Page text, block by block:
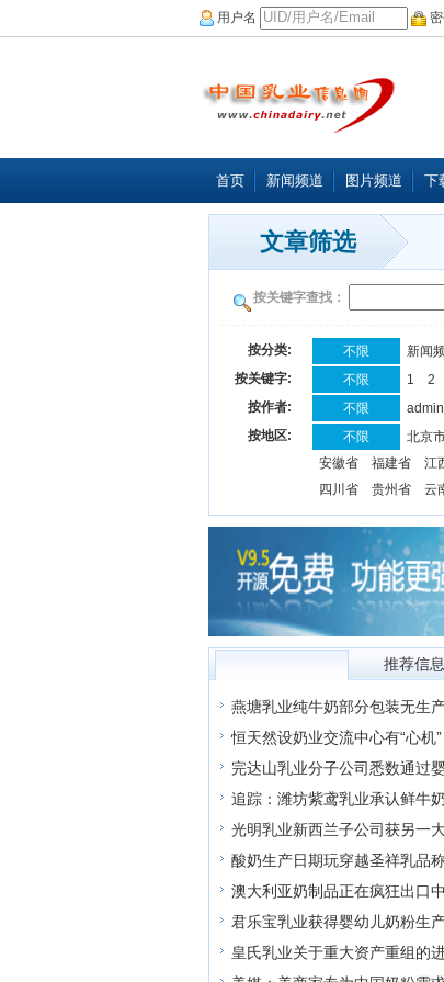
用户名
首页 新闻频道 图片频道 下
文章筛选
按关键字查找：
按分类: 不限 新闻
按关键字:
不限 1 2
按作者:
不限 admin
按地区:
不限 北京
安徽省
福建省 江
四川省
贵州省 云
推荐信息
燕塘乳业纯牛奶部分包装无生
恒天然设奶业交流中心有“心机
完达山乳业分子公司悉数通过
追踪：潍坊紫鸢乳业承认鲜牛
光明乳业新西兰子公司获另一
酸奶生产日期玩穿越圣祥乳品
澳大利亚奶制品正在疯狂出口
君乐宝乳业获得婴幼儿奶粉生
皇氏乳业关于重大资产重组的